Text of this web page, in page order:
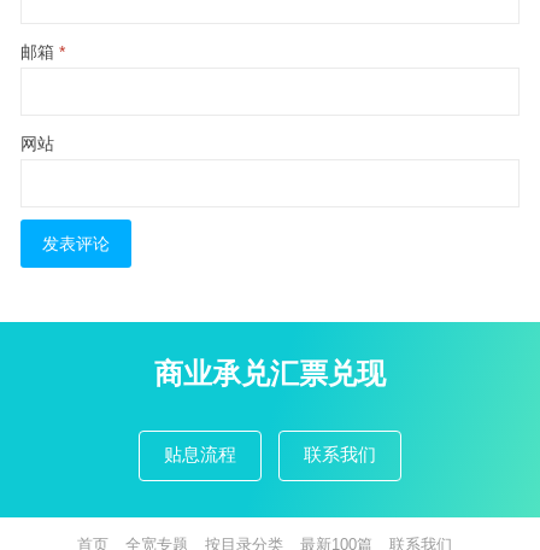
邮箱 *
网站
商业承兑汇票兑现
贴息流程 联系我们
首页 全宽专题 按目录分类 最新100篇 联系我们